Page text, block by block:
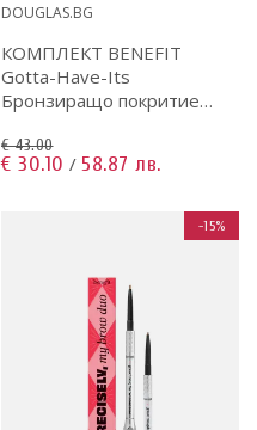
DOUGLAS.BG
КОМПЛЕКТ BENEFIT
Gotta-Have-Its
Бронзиращо покритие
€ 43.00
€ 30.10 / 58.87 лв.
-15%